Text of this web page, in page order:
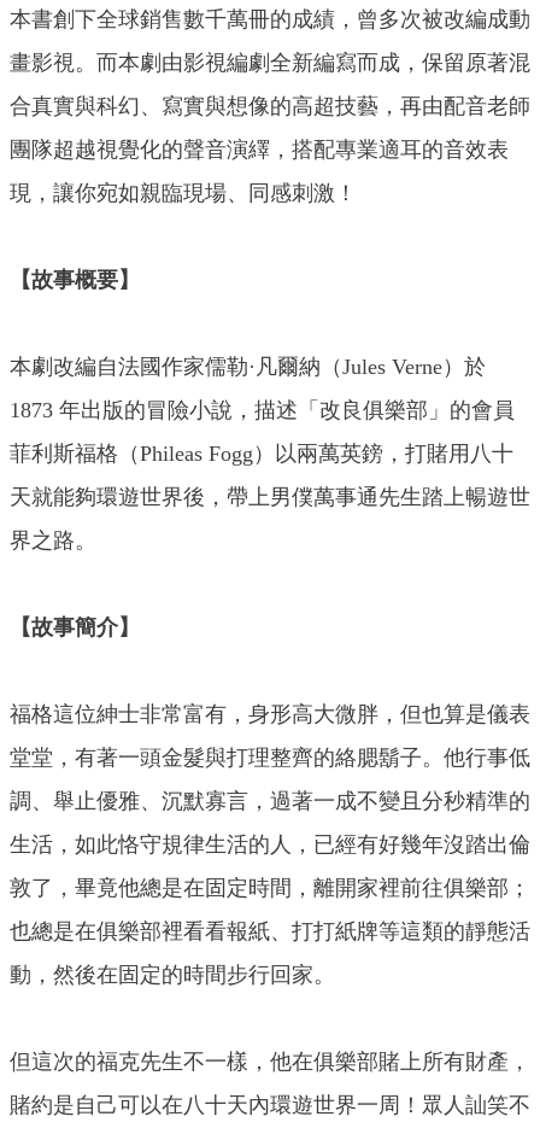
本書創下全球銷售數千萬冊的成績，曾多次被改編成動
畫影視。而本劇由影視編劇全新編寫而成，保留原著混
合真實與科幻、寫實與想像的高超技藝，再由配音老師
團隊超越視覺化的聲音演繹，搭配專業適耳的音效表
現，讓你宛如親臨現場、同感刺激！
【故事概要】
本劇改編自法國作家儒勒·凡爾納（Jules Verne）於
1873 年出版的冒險小說，描述「改良俱樂部」的會員
菲利斯福格（Phileas Fogg）以兩萬英鎊，打賭用八十
天就能夠環遊世界後，帶上男僕萬事通先生踏上暢遊世
界之路。
【故事簡介】
福格這位紳士非常富有，身形高大微胖，但也算是儀表
堂堂，有著一頭金髮與打理整齊的絡腮鬍子。他行事低
調、舉止優雅、沉默寡言，過著一成不變且分秒精準的
生活，如此恪守規律生活的人，已經有好幾年沒踏出倫
敦了，畢竟他總是在固定時間，離開家裡前往俱樂部；
也總是在俱樂部裡看看報紙、打打紙牌等這類的靜態活
動，然後在固定的時間步行回家。
但這次的福克先生不一樣，他在俱樂部賭上所有財產，
賭約是自己可以在八十天內環遊世界一周！眾人訕笑不